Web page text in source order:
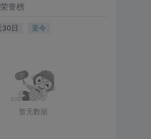
荣誉榜
30日 至今
暂无数据